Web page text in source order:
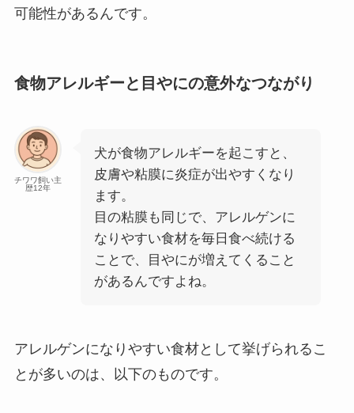
可能性があるんです。
食物アレルギーと目やにの意外なつながり
チワワ飼い主
歴12年
犬が食物アレルギーを起こすと、
皮膚や粘膜に炎症が出やすくなり
ます。
目の粘膜も同じで、アレルゲンに
なりやすい食材を毎日食べ続ける
ことで、目やにが増えてくること
があるんですよね。
アレルゲンになりやすい食材として挙げられるこ
とが多いのは、以下のものです。